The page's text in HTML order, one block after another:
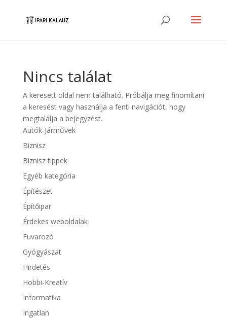
Nincs találat
A keresett oldal nem található. Próbálja meg finomítani
a keresést vagy használja a fenti navigációt, hogy
megtalálja a bejegyzést.
Autók-Járművek
Biznisz
Biznisz tippek
Egyéb kategória
Építészet
Építőipar
Érdekes weboldalak
Fuvarozó
Gyógyászat
Hirdetés
Hobbi-Kreatív
Informatika
Ingatlan